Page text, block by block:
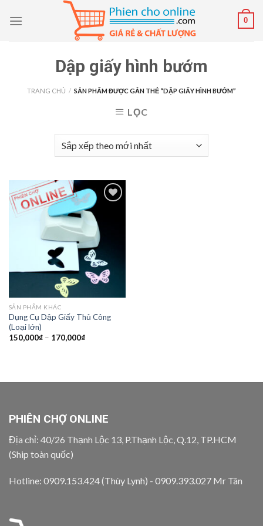
0
Dập giấy hình bướm
TRANG CHỦ / SẢN PHẨM ĐƯỢC GẮN THẺ “DẬP GIẤY HÌNH BƯỚM”
LỌC
Add to
wishlist
SẢN PHẨM KHÁC
Dụng Cụ Dập Giấy Thủ Công
(Loại lớn)
150,000₫ – 170,000₫Khoảng
PHIÊN CHỢ ONLINE
Địa chỉ: 40/26 Thạnh Lộc 13, P.Thạnh Lộc, Q.12, TP.HCM
(Ship toàn quốc)
Hotline: 0909.153.424 (Thùy Lynh) - 0909.393.027 Mr Tân